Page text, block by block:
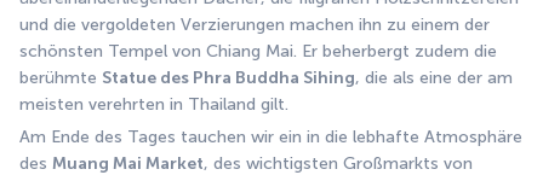
und die vergoldeten Verzierungen machen ihn zu einem der
schönsten Tempel von Chiang Mai. Er beherbergt zudem die
berühmte Statue des Phra Buddha Sihing, die als eine der am
meisten verehrten in Thailand gilt.
Am Ende des Tages tauchen wir ein in die lebhafte Atmosphäre
des Muang Mai Market, des wichtigsten Großmarkts von